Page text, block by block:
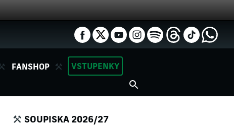
FANSHOP VSTUPENKY
SOUPISKA 2026/27